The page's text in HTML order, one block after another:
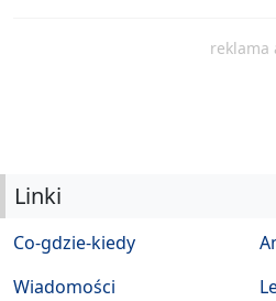
reklama
Linki
Co-gdzie-kiedy
Wiadomości